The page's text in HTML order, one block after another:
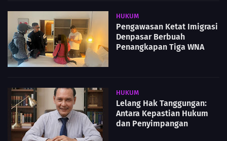
HUKUM
Pengawasan Ketat Imigrasi
Denpasar Berbuah
Penangkapan Tiga WNA
HUKUM
Lelang Hak Tanggungan:
Antara Kepastian Hukum
dan Penyimpangan